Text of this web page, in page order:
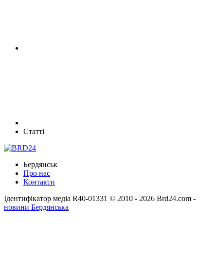
Статті
Бердянськ
Про нас
Контакти
Ідентифікатор медіа R40-01331 © 2010 - 2026 Brd24.com -
новини Бердянська